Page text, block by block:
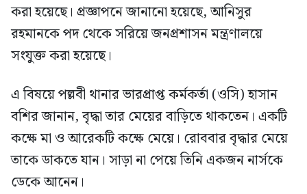
করা হয়েছে। প্রজ্ঞাপনে জানানো হয়েছে, আনিসুর
রহমানকে পদ থেকে সরিয়ে জনপ্রশাসন মন্ত্রণালয়ে
সংযুক্ত করা হয়েছে।
এ বিষয়ে পল্লবী থানার ভারপ্রাপ্ত কর্মকর্তা (ওসি) হাসান
বশির জানান, বৃদ্ধা তার মেয়ের বাড়িতে থাকতেন। একটি
কক্ষে মা ও আরেকটি কক্ষে মেয়ে। রোববার বৃদ্ধার মেয়ে
তাকে ডাকতে যান। সাড়া না পেয়ে তিনি একজন নার্সকে
ডেকে আনেন।